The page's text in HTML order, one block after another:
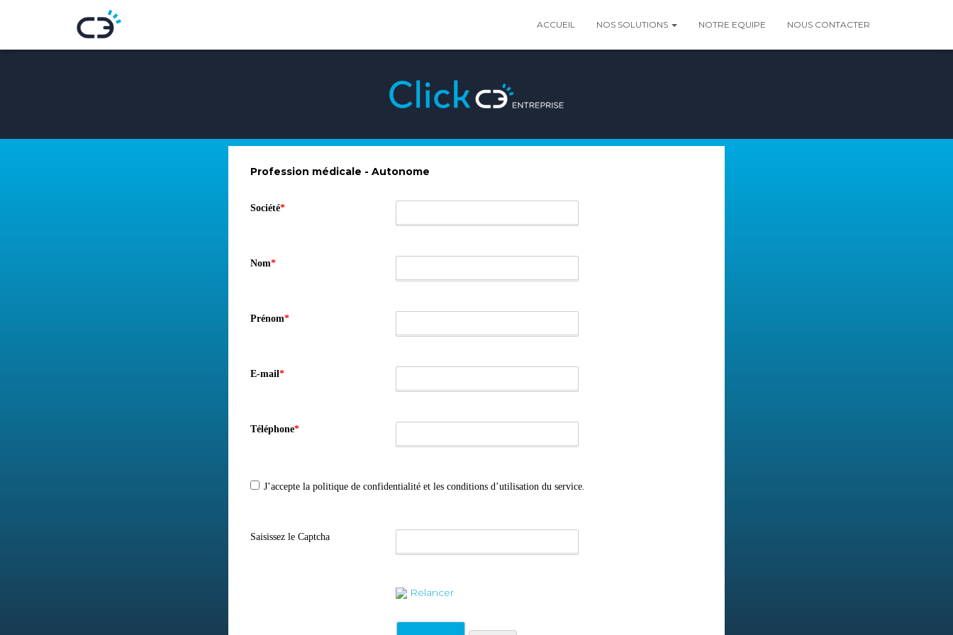
ACCUEIL NOS SOLUTIONS NOTRE EQUIPE NOUS CONTACTER
Profession médicale - Autonome
Société*
Nom*
Prénom*
E-mail*
Téléphone*
J’accepte la politique de confidentialité et les conditions d’utilisation du service.
Saisissez le Captcha
Relancer